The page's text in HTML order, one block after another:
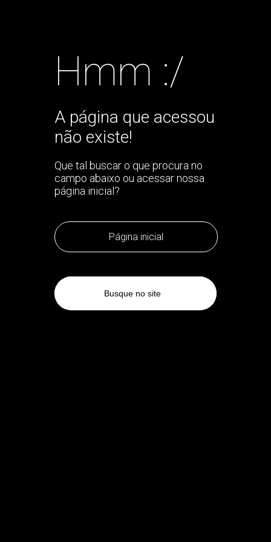
Hmm :/
A página que acessou
não existe!
Que tal buscar o que procura no
campo abaixo ou acessar nossa
página inicial?
Página inicial